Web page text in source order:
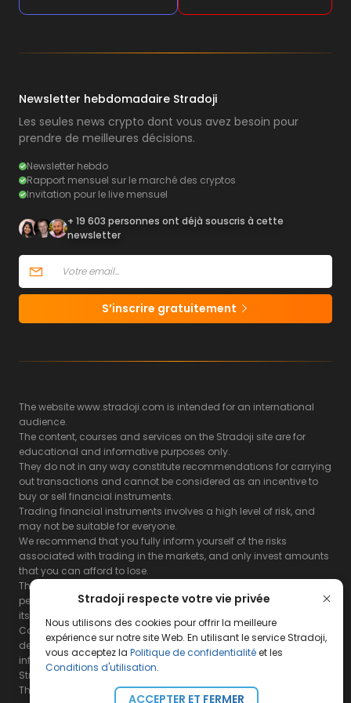
Stradoji respecte votre vie privée
Nous utilisons des cookies pour offrir la meilleure
expérience sur notre site Web. En utilisant le service Stradoji,
vous acceptez la Politique de confidentialitéet les
Conditions d'utilisation.
ACCEPTER ET FERMER
Newsletter hebdomadaire Stradoji
Les seules news crypto dont vous avez besoin pour
prendre de meilleures décisions.
Newsletter hebdo
Rapport mensuel sur le marché des cryptos
Invitation pour le live mensuel
+ 19 603 personnes ont déjà souscris à cette
newsletter
S’inscrire gratuitement
The website www.stradoji.com is intended for an international
audience.
The content, courses and services on the Stradoji site are for
educational and informative purposes only.
They do not in any way constitute recommendations for carrying
out transactions and cannot be considered as an incentive to
buy or sell financial instruments.
Trading financial instruments involves a high level of risk, and
may not be suitable for everyone.
We recommend that you fully inform yourself of the risks
associated with trading in the markets, and only invest amounts
that you can afford to lose.
The Stradoji site does not guarantee the results or the
performance of products based on the information contained on
its site and its servers.
Consequently, the Stradoji site and its publishing company
decline all responsibility in the use that may be made of this
information and the consequences that may result therefrom.
Stradoji Services are not authorized for US citizens or US residents.
The full legal notices areavailable here.